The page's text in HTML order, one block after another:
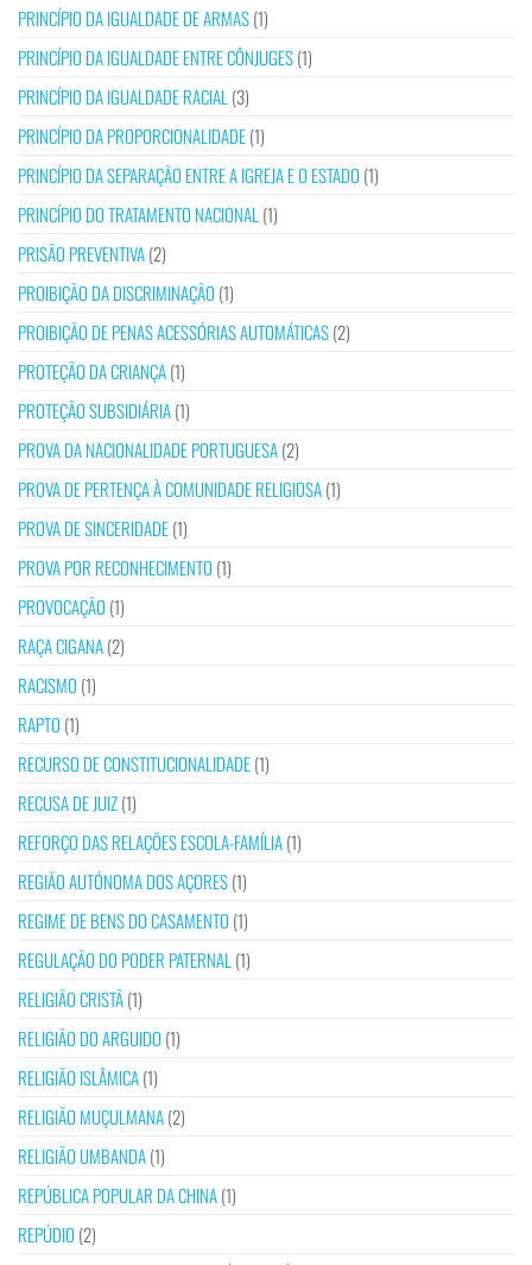
PRINCÍPIO DA IGUALDADE DE ARMAS(1)
PRINCÍPIO DA IGUALDADE ENTRE CÔNJUGES(1)
PRINCÍPIO DA IGUALDADE RACIAL (3)
PRINCÍPIO DA PROPORCIONALIDADE(1)
PRINCÍPIO DA SEPARAÇÃO ENTRE A IGREJA E O ESTADO (1)
PRINCÍPIO DO TRATAMENTO NACIONAL (1)
PRISÃO PREVENTIVA(2)
PROIBIÇÃO DA DISCRIMINAÇÃO (1)
PROIBIÇÃO DE PENAS ACESSÓRIAS AUTOMÁTICAS(2)
PROTEÇÃO DA CRIANÇA(1)
PROTEÇÃO SUBSIDIÁRIA(1)
PROVA DA NACIONALIDADE PORTUGUESA(2)
PROVA DE PERTENÇA À COMUNIDADE RELIGIOSA(1)
PROVA DE SINCERIDADE(1)
PROVA POR RECONHECIMENTO (1)
PROVOCAÇÃO (1)
RAÇA CIGANA(2)
RACISMO (1)
RAPTO (1)
RECURSO DE CONSTITUCIONALIDADE(1)
RECUSA DE JUIZ(1)
REFORÇO DAS RELAÇÕES ESCOLA-FAMÍLIA(1)
REGIÃO AUTÓNOMA DOS AÇORES(1)
REGIME DE BENS DO CASAMENTO (1)
REGULAÇÃO DO PODER PATERNAL (1)
RELIGIÃO CRISTÃ(1)
RELIGIÃO DO ARGUIDO (1)
RELIGIÃO ISLÂMICA(1)
RELIGIÃO MUÇULMANA(2)
RELIGIÃO UMBANDA(1)
REPÚBLICA POPULAR DA CHINA(1)
REPÚDIO (2)